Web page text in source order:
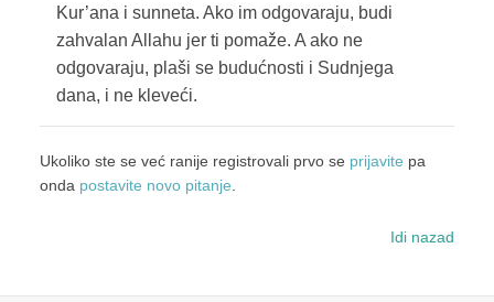
Kur’ana i sunneta. Ako im odgovaraju, budi
zahvalan Allahu jer ti pomaže. A ako ne
odgovaraju, plaši se budućnosti i Sudnjega
dana, i ne kleveći.
Ukoliko ste se već ranije registrovali prvo se prijavite pa
onda postavite novo pitanje.
Idi nazad